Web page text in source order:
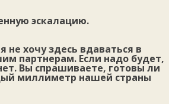
эскалацию.
не хочу здесь вдаваться в
партнерам. Если надо будет,
Вы спрашиваете, готовы ли
миллиметр нашей страны